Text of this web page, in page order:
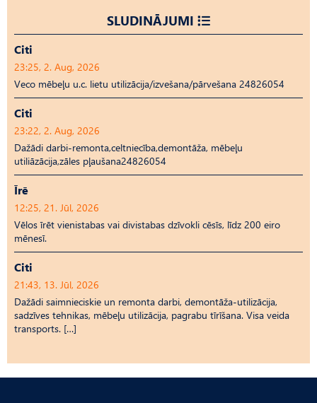
SLUDINĀJUMI
Citi
23:25, 2. Aug, 2026
Veco mēbeļu u.c. lietu utilizācija/izvešana/pārvešana 24826054
Citi
23:22, 2. Aug, 2026
Dažādi darbi-remonta,celtniecība,demontāža, mēbeļu
utiliāzācija,zāles pļaušana24826054
Īrē
12:25, 21. Jūl, 2026
Vēlos īrēt vienistabas vai divistabas dzīvokli cēsīs, līdz 200 eiro
mēnesī.
Citi
21:43, 13. Jūl, 2026
Dažādi saimnieciskie un remonta darbi, demontāža-utilizācija,
sadzīves tehnikas, mēbeļu utilizācija, pagrabu tīrīšana. Visa veida
transports. […]